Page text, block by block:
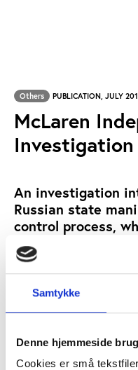
Samtykke
Denne hjemmeside
Cookies er små
Others PUBLICATION, JULY
McLaren
An investigation
Russian state
control process,
Grigory
the WADA-
Moscow. The
Canadian Richard
AUTHOR: RICHARD H MCLAREN
KEYWORDS: SPORTS POLITICS